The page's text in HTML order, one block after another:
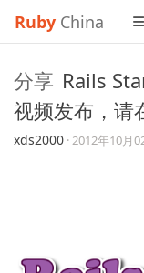
Ruby China
分享 Rails
视频发布，请
xds2000 ·2012年10月